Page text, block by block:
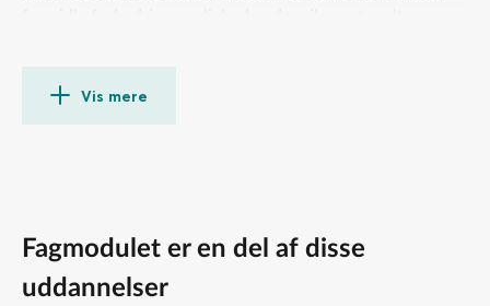
• Byggeskik, bygningskonstruktioner og grundlæggende
• Myndighedsbestemmelser, bygningsreglementet,
vurdere og vælge metode, materialer og energibesparende
Vis mere
Fagmodulet er en del af disse
uddannelser